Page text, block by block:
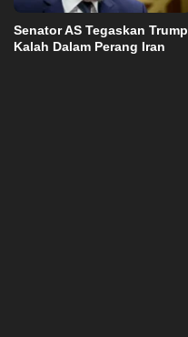
Senator AS Tegaskan Trump
Kalah Dalam Perang Iran